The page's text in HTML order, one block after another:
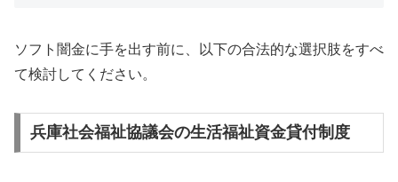
ソフト闇金に手を出す前に、以下の合法的な選択肢をすべ
て検討してください。
兵庫社会福祉協議会の生活福祉資金貸付制度